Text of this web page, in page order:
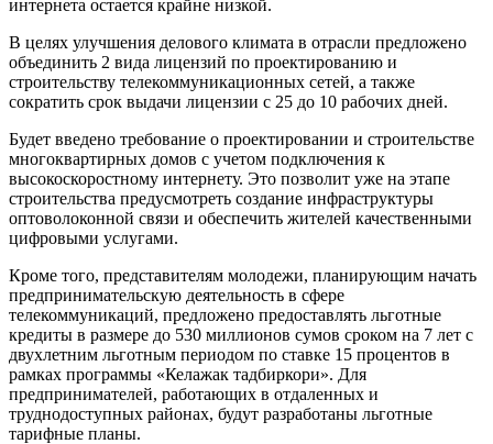
интернета остается крайне низкой.
В целях улучшения делового климата в отрасли предложено
объединить 2 вида лицензий по проектированию и
строительству телекоммуникационных сетей, а также
сократить срок выдачи лицензии с 25 до 10 рабочих дней.
Будет введено требование о проектировании и строительстве
многоквартирных домов с учетом подключения к
высокоскоростному интернету. Это позволит уже на этапе
строительства предусмотреть создание инфраструктуры
оптоволоконной связи и обеспечить жителей качественными
цифровыми услугами.
Кроме того, представителям молодежи, планирующим начать
предпринимательскую деятельность в сфере
телекоммуникаций, предложено предоставлять льготные
кредиты в размере до 530 миллионов сумов сроком на 7 лет с
двухлетним льготным периодом по ставке 15 процентов в
рамках программы «Келажак тадбиркори». Для
предпринимателей, работающих в отдаленных и
труднодоступных районах, будут разработаны льготные
тарифные планы.